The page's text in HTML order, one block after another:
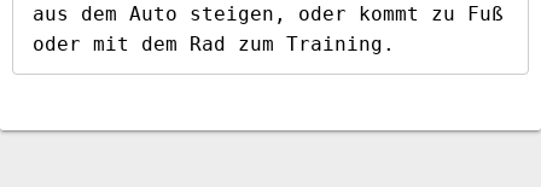
aus dem Auto steigen, oder kommt zu Fuß
oder mit dem Rad zum Training.